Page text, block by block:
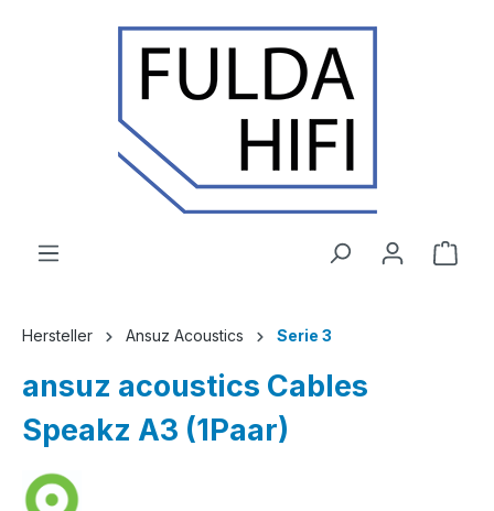
Zum Hauptinhalt springen
Hersteller Ansuz Acoustics Serie 3
ansuz acoustics Cables
Speakz A3 (1Paar)